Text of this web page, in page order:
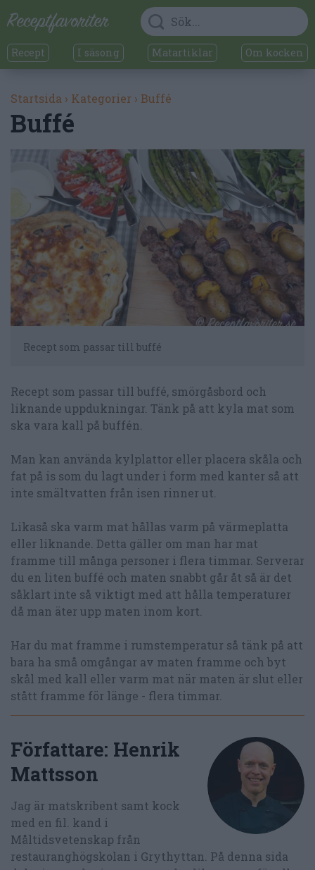
Recept I säsong Matartiklar Om kocken
Startsida › Kategorier › Buffé
Buffé
Recept som passar till buffé
Recept som passar till buffé, smörgåsbord och
liknande uppdukningar. Tänk på att kyla mat som
ska vara kall på buffén.
Man kan använda kylplattor eller placera skåla och
fat på is som du lagt under i form med kanter så att
inte smältvatten från isen rinner ut.
Likaså ska varm mat hållas varm på värmeplatta
eller liknande. Detta gäller om man har mat
framme till många personer i flera timmar. Serverar
du en liten buffé och maten snabbt går åt så är det
såklart inte så viktigt med att hålla temperaturer
då man äter upp maten inom kort.
Har du mat framme i rumstemperatur så tänk på att
bara ha små omgångar av maten framme och byt
skål med kall eller varm mat när maten är slut eller
stått framme för länge - flera timmar.
Författare: Henrik
Mattsson
Jag är matskribent samt kock
med en fil. kand i
Måltidsvetenskap från
restauranghögskolan i Grythyttan. På denna sida